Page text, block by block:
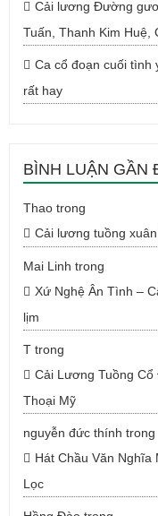
Cải lương Đường
Tuấn, Thanh Kim Huệ,
Ca cổ đoạn cuối tình
rất hay
BÌNH LUẬN GẦN
Thao trong
Cải lương tuồng
Mai Linh trong
Xứ Nghệ Ân Tình –
lịm
T trong
Cải Lương Tuồng
Thoại Mỹ
nguyễn đức thính trong
Hát Chầu Văn Nghĩa
Lọc